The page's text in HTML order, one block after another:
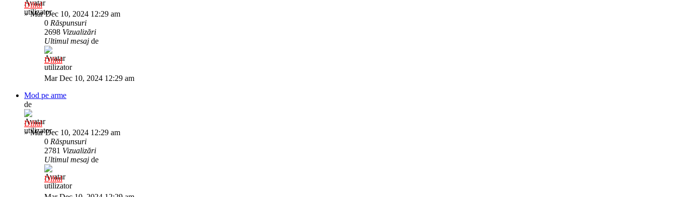
Diliul
»Mar Dec 10, 2024 12:29 am
0 Răspunsuri
2698 Vizualizări
Ultimul mesaj de
Diliul
Mar Dec 10, 2024 12:29 am
Mod pe arme
de
Diliul
»Mar Dec 10, 2024 12:29 am
0 Răspunsuri
2781 Vizualizări
Ultimul mesaj de
Diliul